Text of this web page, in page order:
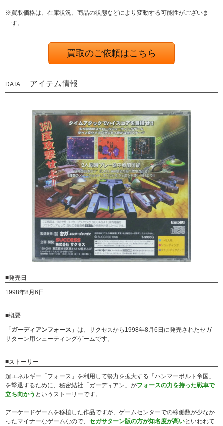
※買取価格は、在庫状況、商品の状態などにより変動する可能性がございま
す。
買取のご依頼はこちら
アイテム情報
■発売日
1998年8月6日
■概要
「ガーディアンフォース」は、サクセスから1998年8月6日に発売されたセガ
サターン用シューティングゲームです。
■ストーリー
超エネルギー「フォース」を利用して勢力を拡大する「ハンマーボルト帝国」
を撃退するために、秘密結社「ガーディアン」がフォースの力を持った戦車で
立ち向かう というストーリーです。
アーケードゲームを移植した作品ですが、ゲームセンターでの稼働数が少なか
ったマイナーなゲームなので、セガサターン版の方が知名度が高いといわれて